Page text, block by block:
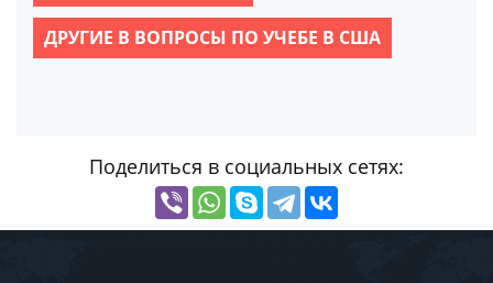
ДРУГИЕ В ВОПРОСЫ ПО УЧЕБЕ В США
Поделиться в социальных сетях: